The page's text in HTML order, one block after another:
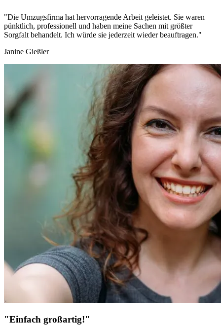
"Die Umzugsfirma hat hervorragende Arbeit geleistet. Sie waren
pünktlich, professionell und haben meine Sachen mit größter
Sorgfalt behandelt. Ich würde sie jederzeit wieder beauftragen."
Janine Gießler
"Einfach großartig!"